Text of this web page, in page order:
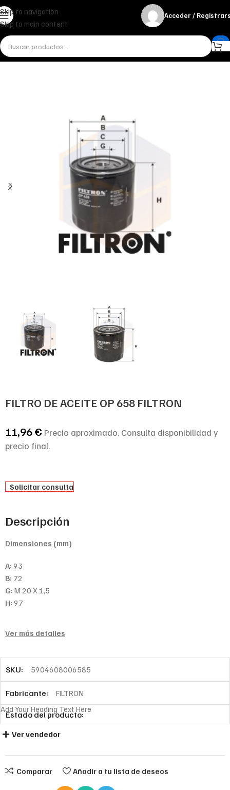
Skip to navigation
Skip to main content
Acceder /
InicioMiscelánea - otrosOtrosFILTRO DE ACEITE OP 658 FILTRON
FILTRO DE ACEITE OP 658 FILTRON
11,96€ Precio aproximado. Consulta disponibilidad y
precio final.
Solicitar consulta
Descripción
Dimensiones (mm)
A: 93
B: 72
G: M 20 X 1,5
H: 97
Ver más detalles
SKU: 5904608006585
Fabricante: FILTRON
Estado del producto:
Add Your Heading Text Here
Ver vendedor
Comparar Añadir a tu lista de deseos